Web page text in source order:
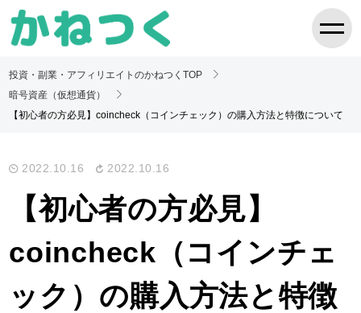
投資・副業・アフィリエイトのかねつくTOP
暗号資産（仮想通貨）
【初心者の方必見】coincheck（コインチェック）の購入方法と特徴について
2022.10.16 2022.10.16
【初心者の方必見】
coincheck（コインチェ
ック）の購入方法と特徴